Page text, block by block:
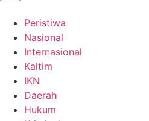
Peristiwa
Nasional
Internasional
Kaltim
IKN
Daerah
Hukum